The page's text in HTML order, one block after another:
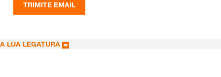
TRIMITE EMAIL
A LUA LEGATURA